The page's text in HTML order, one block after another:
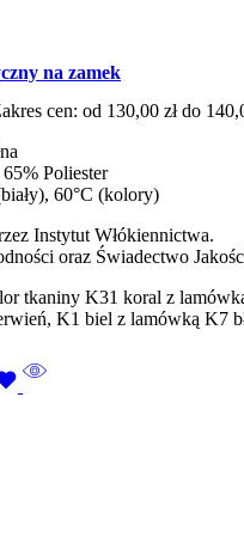
na zamek
cen: od 130,00 zł do
Poliester
60°C (kolory)
Instytut Włókiennictwa.
oraz Świadectwo
tkaniny K31 koral z
K1 biel z lamówką K7